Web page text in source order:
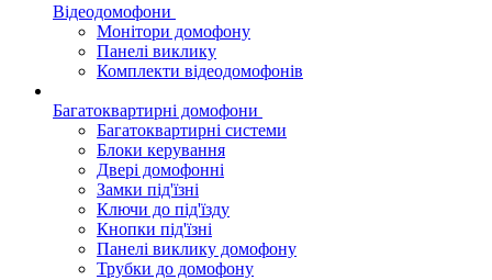
Відеодомофони
Монітори домофону
Панелі виклику
Комплекти відеодомофонів
Багатоквартирні домофони
Багатоквартирні системи
Блоки керування
Двері домофонні
Замки під'їзні
Ключи до під'їзду
Кнопки під'їзні
Панелі виклику домофону
Трубки до домофону